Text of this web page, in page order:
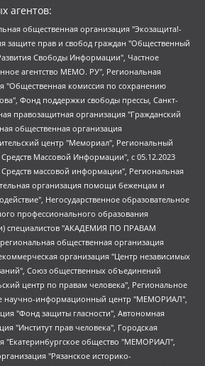
агентов:
организация "Институт права и публичной политики", Баданин Роман Сергеевич, Гликин Максим Александрович, Железнова Мария Михайловна, Лукьянова Юлия Сергеевна, Маетная Елизавета Витальевна, Маняхин Петр Борисович, Чуракова Ольга Владимировна, Ярош Юлия Петровна, Юридическое лицо "The Insider SIA", зарегистрированное в Риге, Латвийская Республика (дата регистрации 26.06.2015), являющееся администратором доменного имени интернет-издания "The Insider SIA", https://theins.ru, Постернак Алексей Евгеньевич, Рубин Михаил Аркадьевич, Анин Роман Александрович, Юридическое лицо Istories fonds, зарегистрированное в Латвийской Республике (регистрационный номер 50008295751, дата регистрации 24.02.2020), Великовский Дмитрий Александрович, Долинина Ирина Николаевна, Мароховская Алеся Алексеевна, Шлейнов Роман Юрьевич, Шмагун Олеся Валентиновна, Общество с ограниченной ответственностью "Альтаир 2021", Общество с ограниченной ответственностью "Вега 2021", Общество с ограниченной ответственностью "Главный редактор 2021", Общество с ограниченной ответственностью "Ромашки монолит", Важенков Артем Валерьевич, Ивановская областная общественная организация "Центр гендерных исследований", Гурман Юрий Альбертович, Медиапроект "ОВД-Инфо", Егоров Владимир Владимирович, Жилинский Владимир Александрович, Общество с ограниченной ответственностью "ЗП", Иванова София Юрьевна, Карезина Инна Павловна, Кильтау Екатерина Викторовна, Петров Алексей Викторович, Пискунов Сергей Евгеньевич, Смирнов Сергей Сергеевич, Тихонов Михаил Сергеевич, Общество с ограниченной ответственностью "ЖУРНАЛИСТ-ИНОСТРАННЫЙ АГЕНТ", Арапова Галина Юрьевна, Вольтская Татьяна Анатольевна, Американская компания "Mason G.E.S. Anonymous Foundation" (США), являющаяся владельцем интернет-издания https://mnews.world/, Компания "Stichting Bellingcat", зарегистрированная в Нидерландах (дата регистрации 11.07.2018), Захаров Андрей Вячеславович, Клепиковская Екатерина Дмитриевна, Общество с ограниченной ответственностью "МЕМО", Перл Роман Александрович, Симонов Евгений Алексеевич, Соловьева Елена Анатольевна, Сотников Даниил Владимирович, Сурначева Елизавета Дмитриевна, Автономная некоммерческая организация по защите прав человека и информированию населения "Якутия – Наше Мнение", Общество с ограниченной ответственностью "Москоу диджитал медиа", с 26.01.2023 Общество с ограниченной ответственностью "Чайка Белые сады", Ветошкина Валерия Валерьевна, Заговора Максим Александрович, Межрегиональное общественное движение "Российская ЛГБТ - сеть", Оленичев Максим Владимирович, Павлов Иван Юрьевич, Скворцова Елена Сергеевна, Общество с ограниченной ответственностью "Как бы инагент", Кочетков Игорь Викторович, Общество с ограниченной ответственностью "Честные выборы", Еланчик Олег Александрович, Общество с ограниченной ответственностью "Нобелевский призыв", Гималова Регина Эмилевна, Григорьев Андрей Валерьевич, Григорьева Алина Александровна, Ассоциация по содействию защите прав призывников, альтернативнослужащих и военнослужащих "Правозащитная группа "Гражданин.Армия.Право", Хисамова Регина Фаритовна, Автономная некоммерческая организация по реализации социально-правовых программ "Лилит", Дальневосточное общественное движение "Маяк", Санкт-Петербургская ЛГБТ-инициативная группа "Выход", Инициативная группа ЛГБТ+ "Реверс", Алексеев Андрей Викторович, Бекбулатова Таисия Львовна, Беляев Иван Михайлович, Владыкина Елена Сергеевна, Гельман Марат Александрович, Никульшина Вероника Юрьевна, Толоконникова Надежда Андреевна, Шендерович Виктор Анатольевич, Общество с ограниченной ответственностью "Данное сообщение", Общество с ограниченной ответственностью Издательский дом "Новая глава", Айнбиндер Александра Александровна, Московский комьюнити-центр для ЛГБТ+инициатив, Благотворительный фонд развития филантропии, Deutsche Welle (Германия, Kurt-Schumacher-Strasse 3, 53113 Bonn), Борзунова Мария Михайловна, Воробьев Виктор Викторович, Голубева Анна Львовна, Константинова Алла Михайловна, Малкова Ирина Владимировна, Мурадов Мурад Абдулгалимович, Осетинская Елизавета Николаевна, Понасенков Евгений Николаевич, Ганапольский Матвей Юрьевич, Киселев Евгений Алексеевич, Борухович Ирина Григорьевна, Дремин Иван Тимофеевич, Дубровский Дмитрий Викторович, Красноярская региональная общественная организация поддержки и развития альтернативных образовательных технологий и межкультурных коммуникаций "ИНТЕРРА", Маяковская Екатерина Алексеевна, Фейгин Марк Захарович, Филимонов Андрей Викторович, Дзугкоева Регина Николаевна, Доброхотов Роман Александрович, Дудь Юрий Александрович, Елкин Сергей Владимирович, Кругликов Кирилл Игоревич, Сабунаева Мария Леонидовна, Семенов Алексей Владимирович, Шаинян Карен Багратович, Шульман Екатерина Михайловна, Асафьев Артур Валерьевич, Вахштайн Виктор Семенович, Венедиктов Алексей Алексеевич, Лушникова Екатерина Евгеньевна, Волков Леонид Михайлович, Невзоров Александр Глебович, Пархоменко Сергей Борисович, Сироткин Ярослав Николаевич, Кара-Мурза Владимир Владимирович, Баранова Наталья Владимировна, Гозман Леонид Яковлевич, Кагарлицкий Борис Юльевич, Климарев Михаил Валерьевич, Милов Владимир Станиславович, Автономная некоммерческая организация Краснодарский центр современного искусства "Типография", Моргенштерн Алишер Тагирович, Соболь Любовь Эдуардовна, Общество с ограниченной ответственностью "ЛИЗА НОРМ", Каспаров Гарри Кимович, Ходорковский Михаил Борисович, Общество с ограниченной ответственностью "Апрельские тезисы", Данилович Ирина Брониславовна, Кашин Олег Владимирович, Петров Николай Владимирович, Пивоваров Алексей Владимирович, Соколов Михаил Владимирович, Цветкова Юлия Владимировна, Чичваркин Евгений Александрович, Комитет против пыток/Команда против пыток, Общество с ограниченной ответственностью "Первый научный", Общество с ограниченной ответственностью "Вертолет и ко", Белоцерковская Вероника Борисовна, Кац Максим Евгеньевич, Лазарева Татьяна Юрьевна, Шаведдинов Руслан Табризович, Яшин Илья Валерьевич, Общество с ограниченной ответственностью "Иноагент ААВ", Алешковский Дмитрий Петрович, Альбац Евгения Марковна, Быков Дмитрий Львович, Галямина Юлия Евгеньевна, Лойко Сергей Леонидович, Мартынов Кирилл Константинович, Медведев Сергей Александрович, Крашенинников Федор Геннадиевич, Гордеева Катерина Вл